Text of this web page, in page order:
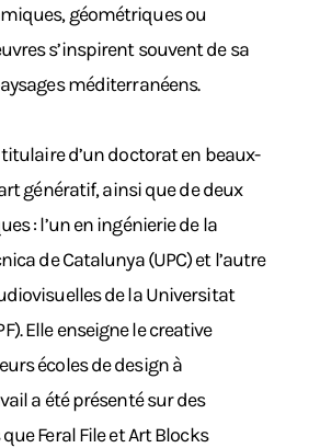
géométriques ou
s’inspirent souvent de sa
méditerranéens.
d’un doctorat en beaux-
génératif, ainsi que de deux
: l’un en ingénierie de la
de Catalunya (UPC) et l’autre
de la Universitat
Elle enseigne le creative
écoles de design à
a été présenté sur des
Feral File et Art Blocks